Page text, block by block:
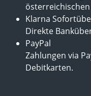
österreichischen
Klarna
Direkte
PayPal
Zahlungen via
Debitkarten.